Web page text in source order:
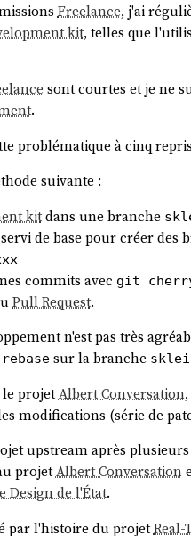
    version: {{ .Values.version }}
--output-dir-
Freelance, j'ai
kit, telles que
sont courtes et je ne
.
problématique à cinq
suivante :
kitdans une branche
de base pour créer
commits avec git
Pull Request.
n'est pas très
sur la branche
le projetAlbert Conversation
modifications (série de
upstream après
projetAlbert Conversation
Design de l'État.
par l'histoire du projet